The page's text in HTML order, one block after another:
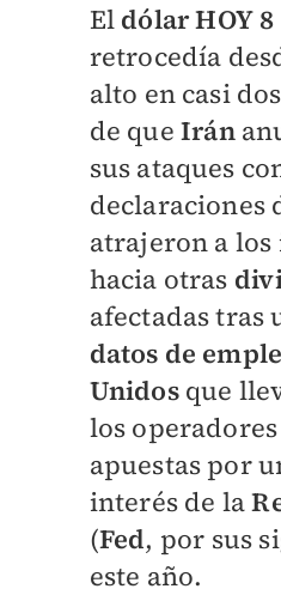
El dólar HOY
retrocedía
alto en casi
de que Irán
sus ataques
declaraciones
atrajeron a
hacia otras
afectadas tras
datos de
Unidos que
los
apuestas por
interés de la
(Fed, por sus
este año.